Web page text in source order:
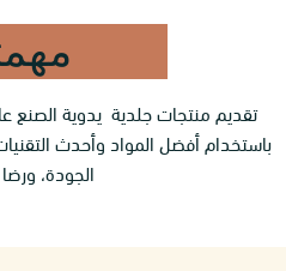
تقديم منتجات جلدية يدوية الصنع
باستخدام أفضل المواد وأحدث
الجودة،